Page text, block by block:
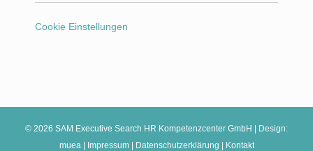
Cookie Einstellungen
© 2026 SAM Executive Search HR Kompetenzcenter GmbH | Design:
muea| Impressum| Datenschutzerklärung Kontakt